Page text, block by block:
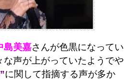
島美嘉さんが色黒になってい
な声が上がっていたようでや
に関して指摘する声が多か